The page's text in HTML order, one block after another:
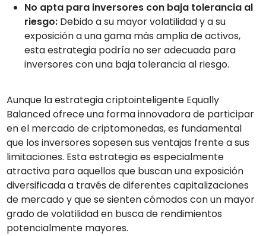
No apta para inversores con baja tolerancia al
riesgo: Debido a su mayor volatilidad y a su
exposición a una gama más amplia de activos,
esta estrategia podría no ser adecuada para
inversores con una baja tolerancia al riesgo.
Aunque la estrategia criptointeligente Equally
Balanced ofrece una forma innovadora de participar
en el mercado de criptomonedas, es fundamental
que los inversores sopesen sus ventajas frente a sus
limitaciones. Esta estrategia es especialmente
atractiva para aquellos que buscan una exposición
diversificada a través de diferentes capitalizaciones
de mercado y que se sienten cómodos con un mayor
grado de volatilidad en busca de rendimientos
potencialmente mayores.